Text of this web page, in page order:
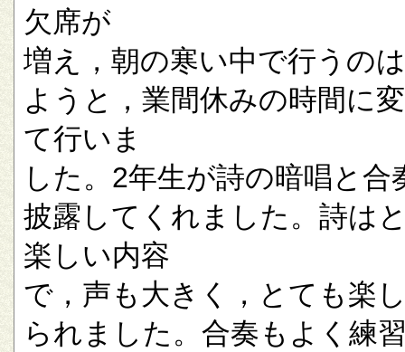
欠席が
増え，朝の寒い中で行うの
ようと，業間休みの時間に
て行いま
した。2年生が詩の暗唱と合
披露してくれました。詩は
楽しい内容
で，声も大きく，とても楽
られました。合奏もよく練